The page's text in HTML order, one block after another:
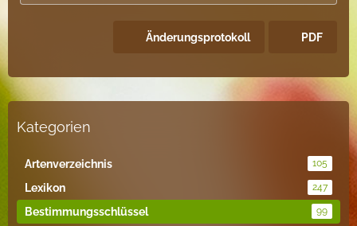
Änderungsprotokoll PDF
Kategorien
Artenverzeichnis 105
Lexikon 247
Bestimmungsschlüssel 99